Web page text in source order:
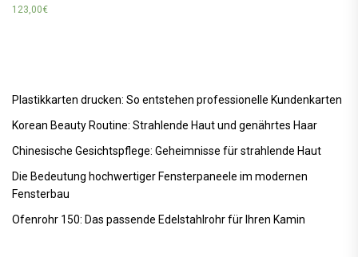
123,00€
Plastikkarten drucken: So entstehen professionelle Kundenkarten
Korean Beauty Routine: Strahlende Haut und genährtes Haar
Chinesische Gesichtspflege: Geheimnisse für strahlende Haut
Die Bedeutung hochwertiger Fensterpaneele im modernen
Fensterbau
Ofenrohr 150: Das passende Edelstahlrohr für Ihren Kamin